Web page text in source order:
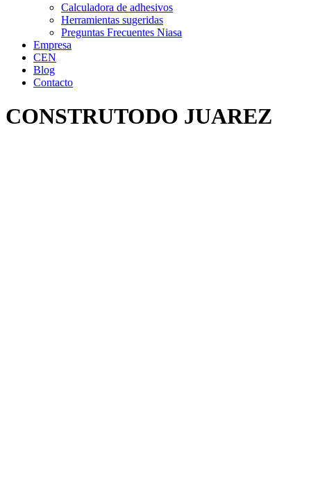
Calculadora de adhesivos
Herramientas sugeridas
Preguntas Frecuentes Niasa
Empresa
CEN
Blog
Contacto
CONSTRUTODO JUAREZ